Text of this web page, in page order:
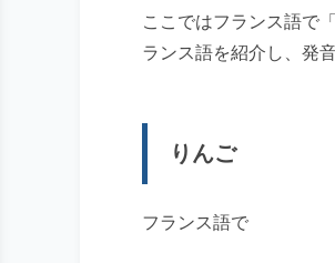
ここではフランス語で
ランス語を紹介し、発
りんご
フランス語で